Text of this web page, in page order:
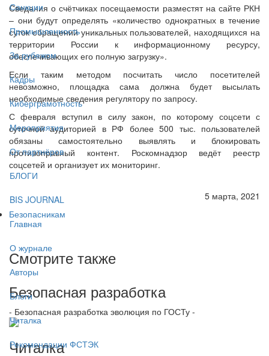
Санкции
Промышленность
За рубежом
Кадры
Киберграмотность
Мероприятия
От партнёров
БЛОГИ
BIS JOURNAL
Главная
О журнале
Авторы
Блоги
Читалка
Рекомендации ФСТЭК
Сведения о счётчиках посещаемости разместят на сайте РКН
– они будут определять «количество однократных в течение
суток обращений уникальных пользователей, находящихся на
территории России к информационному ресурсу,
обеспечивающих его полную загрузку».
Если таким методом посчитать число посетителей
невозможно, площадка сама должна будет высылать
необходимые сведения регулятору по запросу.
С февраля вступил в силу закон, по которому соцсети с
суточной аудиторией в РФ более 500 тыс. пользователей
обязаны самостоятельно выявлять и блокировать
противоправный контент. Роскомнадзор ведёт реестр
соцсетей и организует их мониторинг.
5 марта, 2021
Безопасникам
Смотрите также
Безопасная разработка
- Безопасная разработка эволюция по ГОСТу -
Читалка